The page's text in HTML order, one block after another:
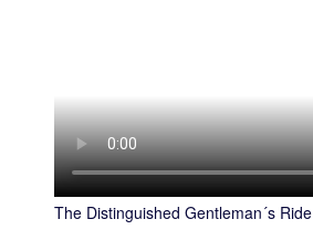
The Distinguished Gentleman´s Ride